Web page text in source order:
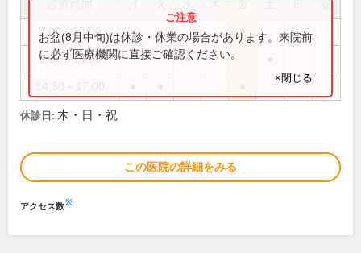
祝
9:00～13:00 ● ● ●
9:00～14:00 ●
お盆(8月中旬)は休診・休業の場合があります。来院前
に必ず医療機関に直接ご確認ください。
×閉じる
休診日: 木・日・祝
この医院の詳細をみる
アクセス数※